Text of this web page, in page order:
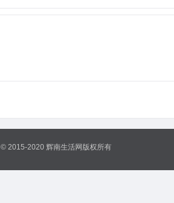
© 2015-2020 辉南生活网版权所有